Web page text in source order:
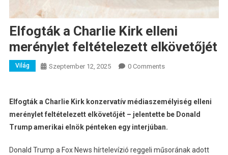
Elfogták a Charlie Kirk elleni
merénylet feltételezett elkövetőjét
Világ Szeptember 12, 2025 0 Comments
Elfogták a Charlie Kirk konzervatív médiaszemélyiség elleni
merénylet feltételezett elkövetőjét – jelentette be Donald
Trump amerikai elnök pénteken egy interjúban.
Donald Trump a Fox News hírtelevízió reggeli műsorának adott